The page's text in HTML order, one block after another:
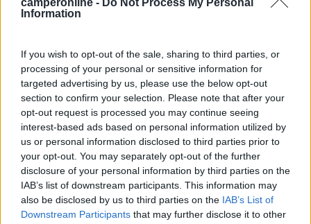
Information
If you wish to opt-out of the sale, sharing to third parties, or
processing of your personal or sensitive information for
targeted advertising by us, please use the below opt-out
section to confirm your selection. Please note that after your
opt-out request is processed you may continue seeing
interest-based ads based on personal information utilized by
us or personal information disclosed to third parties prior to
your opt-out. You may separately opt-out of the further
disclosure of your personal information by third parties on the
IAB’s list of downstream participants. This information may
also be disclosed by us to third parties on the IAB’s List of
Downstream Participants that may further disclose it to other
Area di sosta (AA)
Società Agricola Melillo
8 2
Servizi / Posizione